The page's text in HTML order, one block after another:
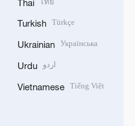
Thai
Turkish Türkçe
Ukrainian Українська
Urdu اردو
Vietnamese Tiếng Việt